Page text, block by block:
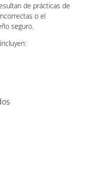
de prácticas de
o el
seguro.